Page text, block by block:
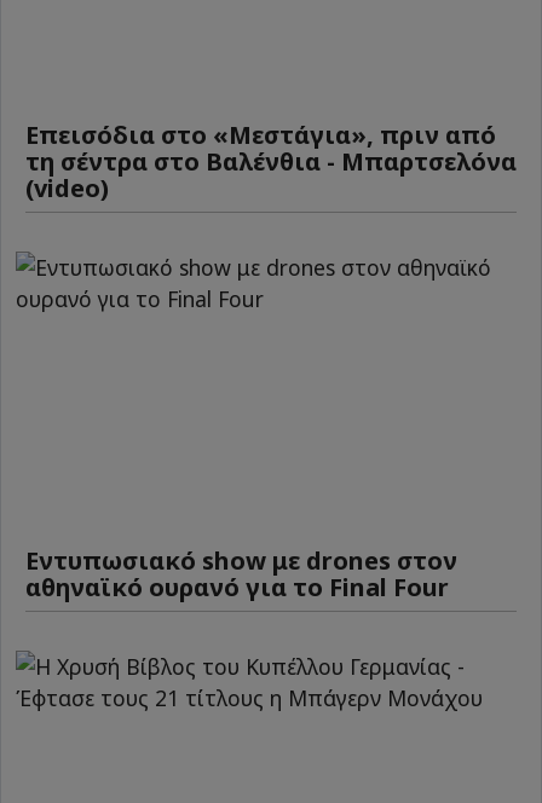
Επεισόδια στο «Μεστάγια», πριν από
τη σέντρα στο Βαλένθια - Μπαρτσελόνα
(video)
Εντυπωσιακό show με drones στον
αθηναϊκό ουρανό για το Final Four